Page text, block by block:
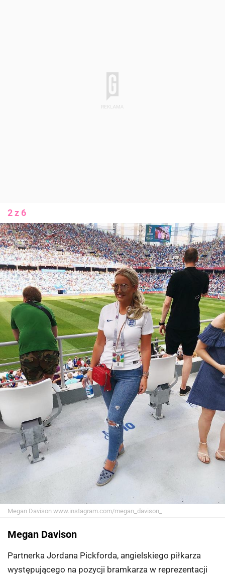
2 z 6
Megan Davison www.instagram.com/megan_davison_
Megan Davison
Partnerka Jordana Pickforda, angielskiego piłkarza
występującego na pozycji bramkarza w reprezentacji